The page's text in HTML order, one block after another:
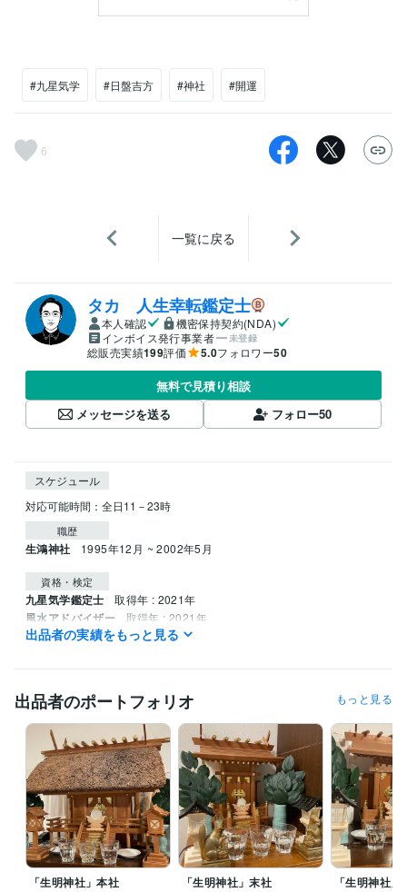
#九星気学 #日盤吉方 #神社 #開運
6
一覧に戻る
タカ 人生幸転鑑定士
本人確認
機密保持契約(NDA)
インボイス発行事業者
未登録
総販売実績199評価 5.0フォロワー50
無料で見積り相談
メッセージを送る
フォロー50
スケジュール
職歴
生鴻神社 1995年12月 ~ 2002年5月
資格・検定
九星気学鑑定士 取得年 : 2021年
風水アドバイザー 取得年 : 2021年
姓名判断鑑定士 取得年 : 2022年
調理師 取得年 : 1990年
その他ツール
神道行者（神道指紋易・神霊伺い・御祈願・お祓い等）:28年
霊相（霊視・除霊・浄霊等）:28年九星気学鑑定（方位学）:28年
霊理姓名学判断（鑑定）:27年
得意分野
占い 九星気学鑑定 病気平癒（霊視・浄霊） 心願成就 水子霊供養
故人供養
九星気学 方位学 運命学 占い 開運 神道 御祈願 霊視
お祓い
供養
出品者の実績をもっと見る
出品者のポートフォリオ もっと見る
「生明神社」本社 「生明神社」末社 「生明神社」